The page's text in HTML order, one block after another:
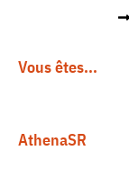
Vous êtes...
AthenaSR